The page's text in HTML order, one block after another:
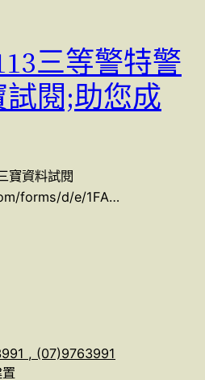
三等警特警
閱;助您成
寶資料試閱
forms/d/e/1FA…
, (07)9763991